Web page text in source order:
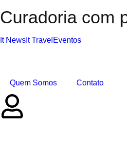
Curadoria com
It News It Travel Eventos
Quem Somos Contato